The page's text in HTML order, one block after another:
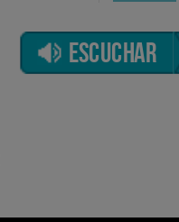
ESCUCHAR